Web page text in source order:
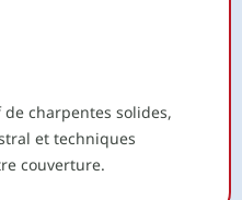
charpentes solides,
et techniques
couverture.